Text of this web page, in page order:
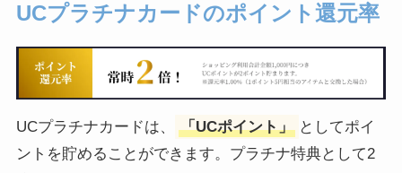
UCプラチナカードのポイント還元率
UCプラチナカードは、 「UCポイント」 としてポイ
ントを貯めることができます。プラチナ特典として2